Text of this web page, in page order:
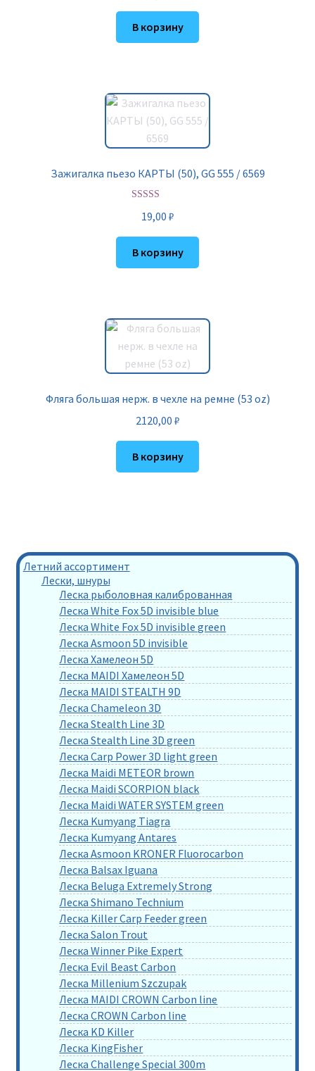
В корзину
Зажигалка пьезо КАРТЫ (50), GG 555 / 6569
из 5
19,00 ₽
В корзину
Фляга большая нерж. в чехле на ремне (53 oz)
2120,00 ₽
В корзину
Летний ассортимент
Лески, шнуры
Леска рыболовная калиброванная
Леска White Fox 5D invisible blue
Леска White Fox 5D invisible green
Леска Asmoon 5D invisible
Леска Хамелеон 5D
Леска MAIDI Хамелеон 5D
Леска MAIDI STEALTH 9D
Леска Chameleon 3D
Леска Stealth Line 3D
Леска Stealth Line 3D green
Леска Carp Power 3D light green
Леска Maidi METEOR brown
Леска Maidi SCORPION black
Леска Maidi WATER SYSTEM green
Леска Kumyang Tiagra
Леска Kumyang Antares
Леска Asmoon KRONER Fluorocarbon
Леска Balsax Iguana
Леска Beluga Extremely Strong
Леска Shimano Technium
Леска Killer Carp Feeder green
Леска Salon Trout
Леска Winner Pike Expert
Леска Evil Beast Carbon
Леска Millenium Szczupak
Леска MAIDI CROWN Carbon line
Леска CROWN Carbon line
Леска KD Killer
Леска KingFisher
Леска Challenge Special 300m